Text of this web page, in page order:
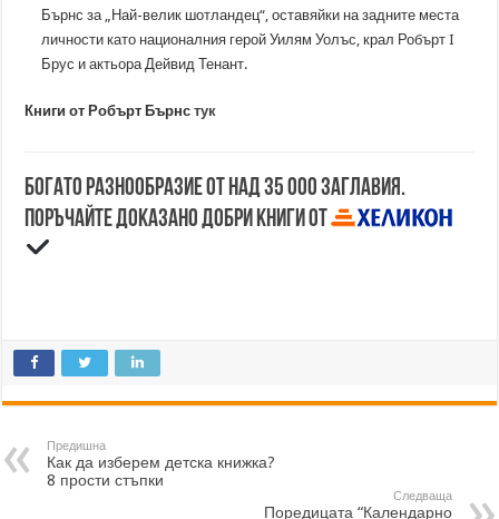
Бърнс за „Най-велик шотландец“, оставяйки на задните места
личности като националния герой Уилям Уолъс, крал Робърт I
Брус и актьора Дейвид Тенант.
Книги от Робърт Бърнстук
Богато разнообразие от над 35 000 заглавия.
Поръчайте доказано добри книги от
Предишна
Как да изберем детска книжка?
8 прости стъпки
Следваща
Поредицата “Календарно